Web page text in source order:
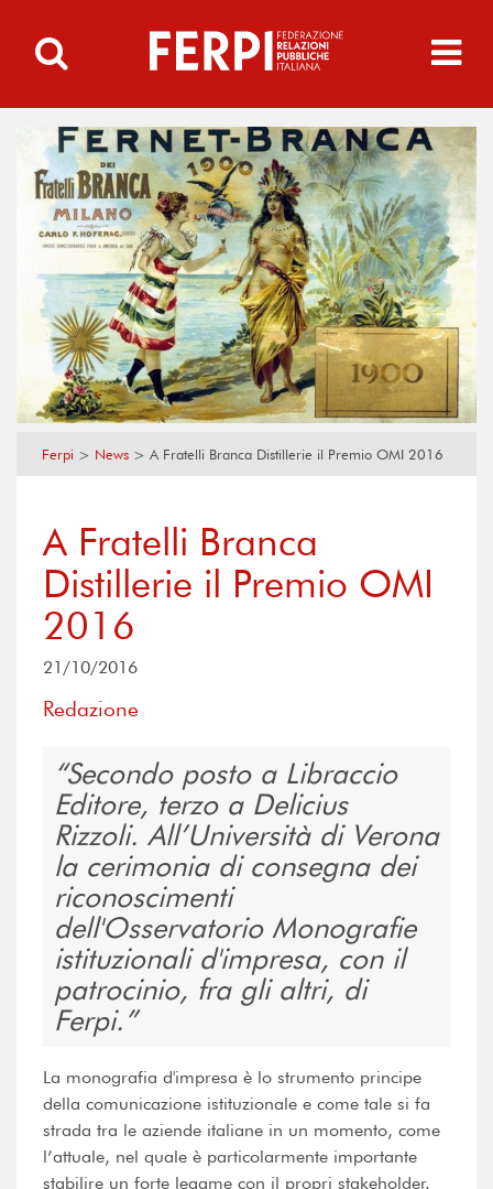
Ferpi > News > A Fratelli Branca Distillerie il Premio OMI 2016
A Fratelli Branca
Distillerie il Premio OMI
2016
21/10/2016
Redazione
Secondo posto a Libraccio
Editore, terzo a Delicius
Rizzoli. All’Università di Verona
la cerimonia di consegna dei
riconoscimenti
dell'Osservatorio Monografie
istituzionali d'impresa, con il
patrocinio, fra gli altri, di
Ferpi.
La monografia d'impresa è lo strumento principe
della comunicazione istituzionale e come tale si fa
strada tra le aziende italiane in un momento, come
l’attuale, nel quale è particolarmente importante
stabilire un forte legame con il propri stakeholder.